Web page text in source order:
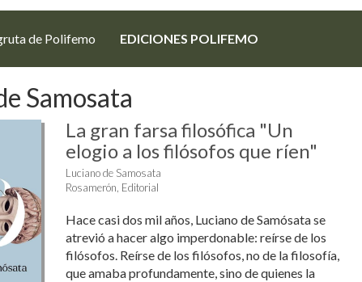
de Polifemo EDICIONES POLIFEMO
Samosata
La gran farsa filosófica "Un
elogio a los filósofos que ríen"
Luciano de Samosata
Rosamerón, Editorial
Hace casi dos mil años, Luciano de Samósata se
atrevió a hacer algo imperdonable: reírse de los
filósofos. Reírse de los filósofos, no de la filosofía,
que amaba profundamente, sino de quienes la